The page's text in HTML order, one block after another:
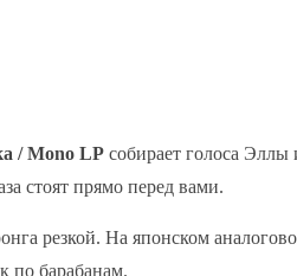
/ Mono LP собирает голоса
стоят прямо перед вами.
резкой. На японском
по барабанам.